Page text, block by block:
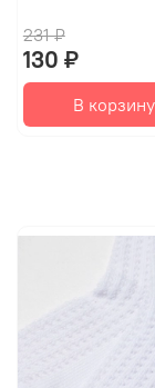
231 ₽
130 ₽
В корзину